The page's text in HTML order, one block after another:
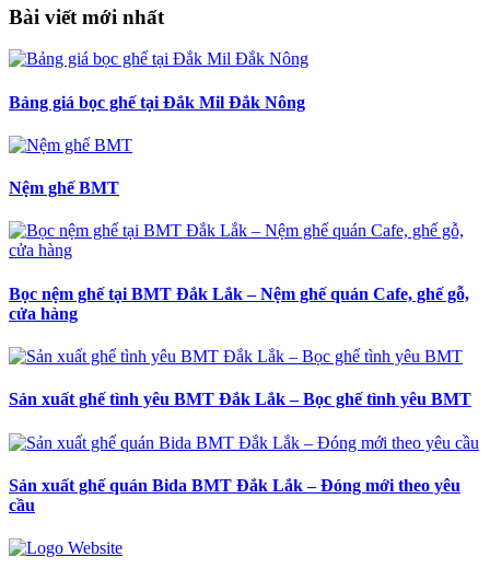
Bài viết mới nhất
Bảng giá bọc ghế tại Đắk Mil Đắk Nông
Nệm ghế BMT
Bọc nệm ghế tại BMT Đắk Lắk – Nệm ghế quán Cafe, ghế gỗ,
cửa hàng
Sản xuất ghế tình yêu BMT Đắk Lắk – Bọc ghế tình yêu BMT
Sản xuất ghế quán Bida BMT Đắk Lắk – Đóng mới theo yêu
cầu